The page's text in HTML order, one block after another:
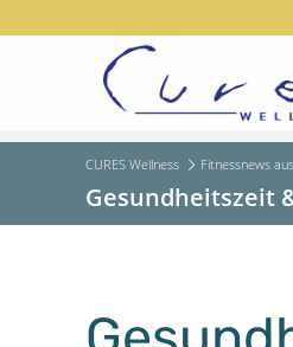
CURES Wellness Fitnessnews
Gesundheitszeit